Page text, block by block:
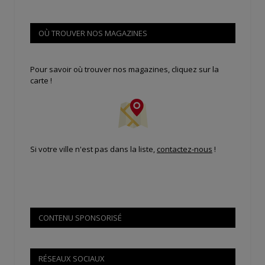
OÙ TROUVER NOS MAGAZINES
Pour savoir où trouver nos magazines, cliquez sur la
carte !
Si votre ville n'est pas dans la liste, contactez-nous !
CONTENU SPONSORISÉ
RÉSEAUX SOCIAUX